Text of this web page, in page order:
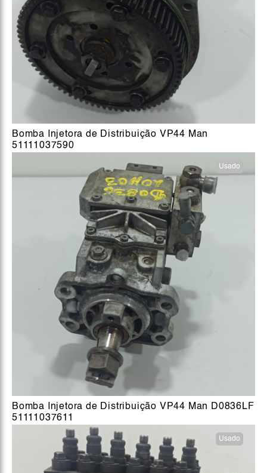
Bomba Injetora de Distribuição VP44 Man
51111037590
Usado
Bomba Injetora de Distribuição VP44 Man D0836LF
51111037611
Usado